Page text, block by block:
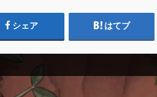
シェア はてブ